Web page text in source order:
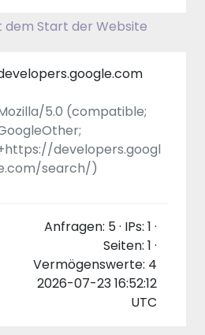
dem Start der Website
5.0 (compatible;
developers.googl
search/)
Anfragen: 5 · IPs: 1 ·
Seiten: 1 ·
Vermögenswerte: 4
2026-07-23 16:52:12
UTC